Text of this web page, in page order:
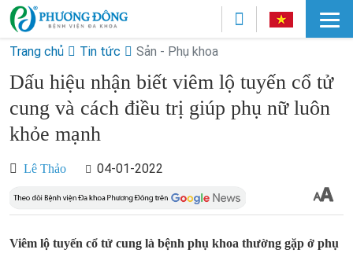
Trang chủ Tin tức Sản - Phụ khoa
Dấu hiệu nhận biết viêm lộ tuyến cổ tử
cung và cách điều trị giúp phụ nữ luôn
khỏe mạnh
Lê Thảo 04-01-2022
Viêm lộ tuyến cổ tử cung là bệnh phụ khoa thường gặp ở phụ